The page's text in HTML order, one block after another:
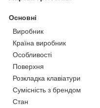
Основні
Виробник
Країна виробник
Особливості
Поверхня
Розкладка клавіатури
Сумісність з брендом
Стан